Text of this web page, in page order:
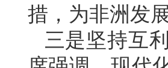
措，为非洲发
三是坚持互